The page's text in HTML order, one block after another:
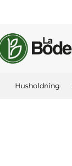
Husholdning